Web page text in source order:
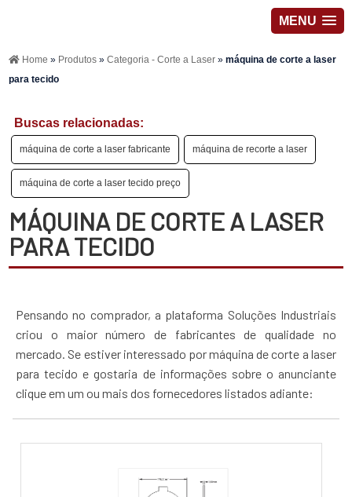
MENU
Home » Produtos»Categoria - Corte a Laser»máquina de corte a laser
para tecido
Buscas relacionadas:
máquina de corte a laser fabricante máquina de recorte a laser
máquina de corte a laser tecido preço
MÁQUINA DE CORTE A LASER
PARA TECIDO
Pensando no comprador, a plataforma Soluções Industriais
criou o maior número de fabricantes de qualidade no
mercado. Se estiver interessado por máquina de corte a laser
para tecido e gostaria de informações sobre o anunciante
clique em um ou mais dos fornecedores listados adiante: